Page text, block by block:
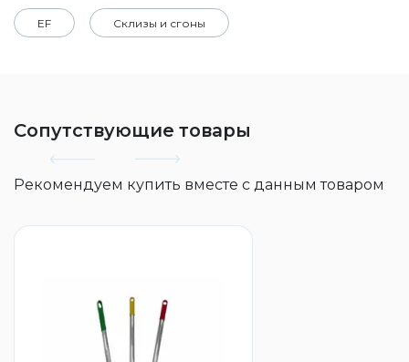
EF Склизы и сгоны
Сопутствующие товары
Рекомендуем купить вместе с данным товаром